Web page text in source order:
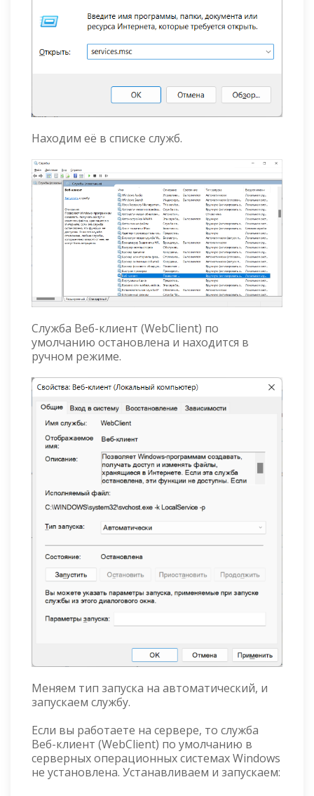
Находим её в списке служб.
Служба Веб-клиент (WebClient) по
умолчанию остановлена и находится в
ручном режиме.
Меняем тип запуска на автоматический, и
запускаем службу.
Если вы работаете на сервере, то служба
Веб-клиент (WebClient) по умолчанию в
серверных операционных системах Windows
не установлена. Устанавливаем и запускаем: